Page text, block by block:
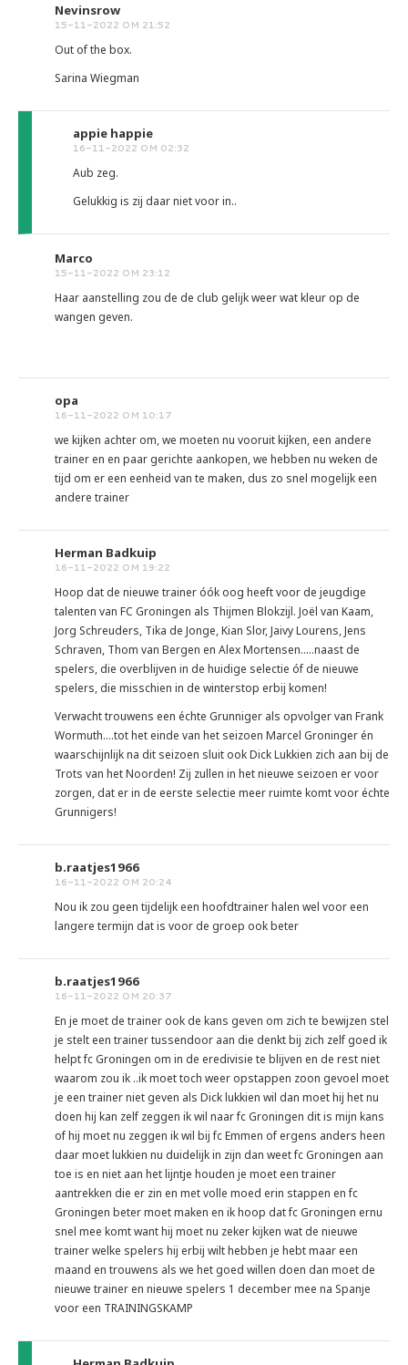
Nevinsrow
15-11-2022 OM 21:52
Out of the box.
Sarina Wiegman
appie happie
16-11-2022 OM 02:32
Aub zeg.
Gelukkig is zij daar niet voor in..
Marco
15-11-2022 OM 23:12
Haar aanstelling zou de de club gelijk weer wat kleur op de
wangen geven.
opa
16-11-2022 OM 10:17
we kijken achter om, we moeten nu vooruit kijken, een andere
trainer en en paar gerichte aankopen, we hebben nu weken de
tijd om er een eenheid van te maken, dus zo snel mogelijk een
andere trainer
Herman Badkuip
16-11-2022 OM 19:22
Hoop dat de nieuwe trainer óók oog heeft voor de jeugdige
talenten van FC Groningen als Thijmen Blokzijl. Joël van Kaam,
Jorg Schreuders, Tika de Jonge, Kian Slor, Jaivy Lourens, Jens
Schraven, Thom van Bergen en Alex Mortensen.....naast de
spelers, die overblijven in de huidige selectie óf de nieuwe
spelers, die misschien in de winterstop erbij komen!
Verwacht trouwens een échte Grunniger als opvolger van Frank
Wormuth....tot het einde van het seizoen Marcel Groninger én
waarschijnlijk na dit seizoen sluit ook Dick Lukkien zich aan bij de
Trots van het Noorden! Zij zullen in het nieuwe seizoen er voor
zorgen, dat er in de eerste selectie meer ruimte komt voor échte
Grunnigers!
b.raatjes1966
16-11-2022 OM 20:24
Nou ik zou geen tijdelijk een hoofdtrainer halen wel voor een
langere termijn dat is voor de groep ook beter
b.raatjes1966
16-11-2022 OM 20:37
En je moet de trainer ook de kans geven om zich te bewijzen stel
je stelt een trainer tussendoor aan die denkt bij zich zelf goed ik
helpt fc Groningen om in de eredivisie te blijven en de rest niet
waarom zou ik ..ik moet toch weer opstappen zoon gevoel moet
je een trainer niet geven als Dick lukkien wil dan moet hij het nu
doen hij kan zelf zeggen ik wil naar fc Groningen dit is mijn kans
of hij moet nu zeggen ik wil bij fc Emmen of ergens anders heen
daar moet lukkien nu duidelijk in zijn dan weet fc Groningen aan
toe is en niet aan het lijntje houden je moet een trainer
aantrekken die er zin en met volle moed erin stappen en fc
Groningen beter moet maken en ik hoop dat fc Groningen ernu
snel mee komt want hij moet nu zeker kijken wat de nieuwe
trainer welke spelers hij erbij wilt hebben je hebt maar een
maand en trouwens als we het goed willen doen dan moet de
nieuwe trainer en nieuwe spelers 1 december mee na Spanje
voor een TRAININGSKAMP